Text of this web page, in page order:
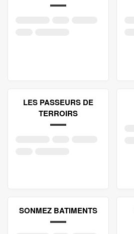
LES PASSEURS DE
TERROIRS
SONMEZ BATIMENTS